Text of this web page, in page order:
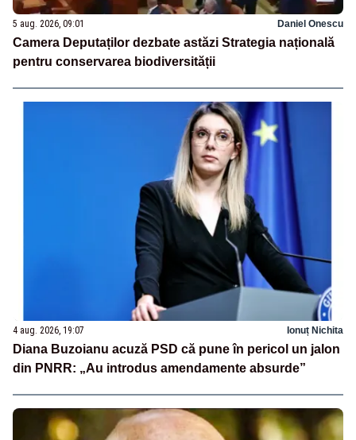
5 aug. 2026, 09:01 Daniel Onescu
Camera Deputaților dezbate astăzi Strategia națională
pentru conservarea biodiversității
4 aug. 2026, 19:07 Ionuț Nichita
Diana Buzoianu acuză PSD că pune în pericol un jalon
din PNRR: „Au introdus amendamente absurde”